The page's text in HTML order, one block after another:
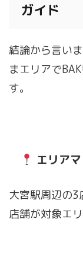
ガイド
結論から言い
まエリアで
す。
エリア
大宮駅周辺の
店舗が対象エリ